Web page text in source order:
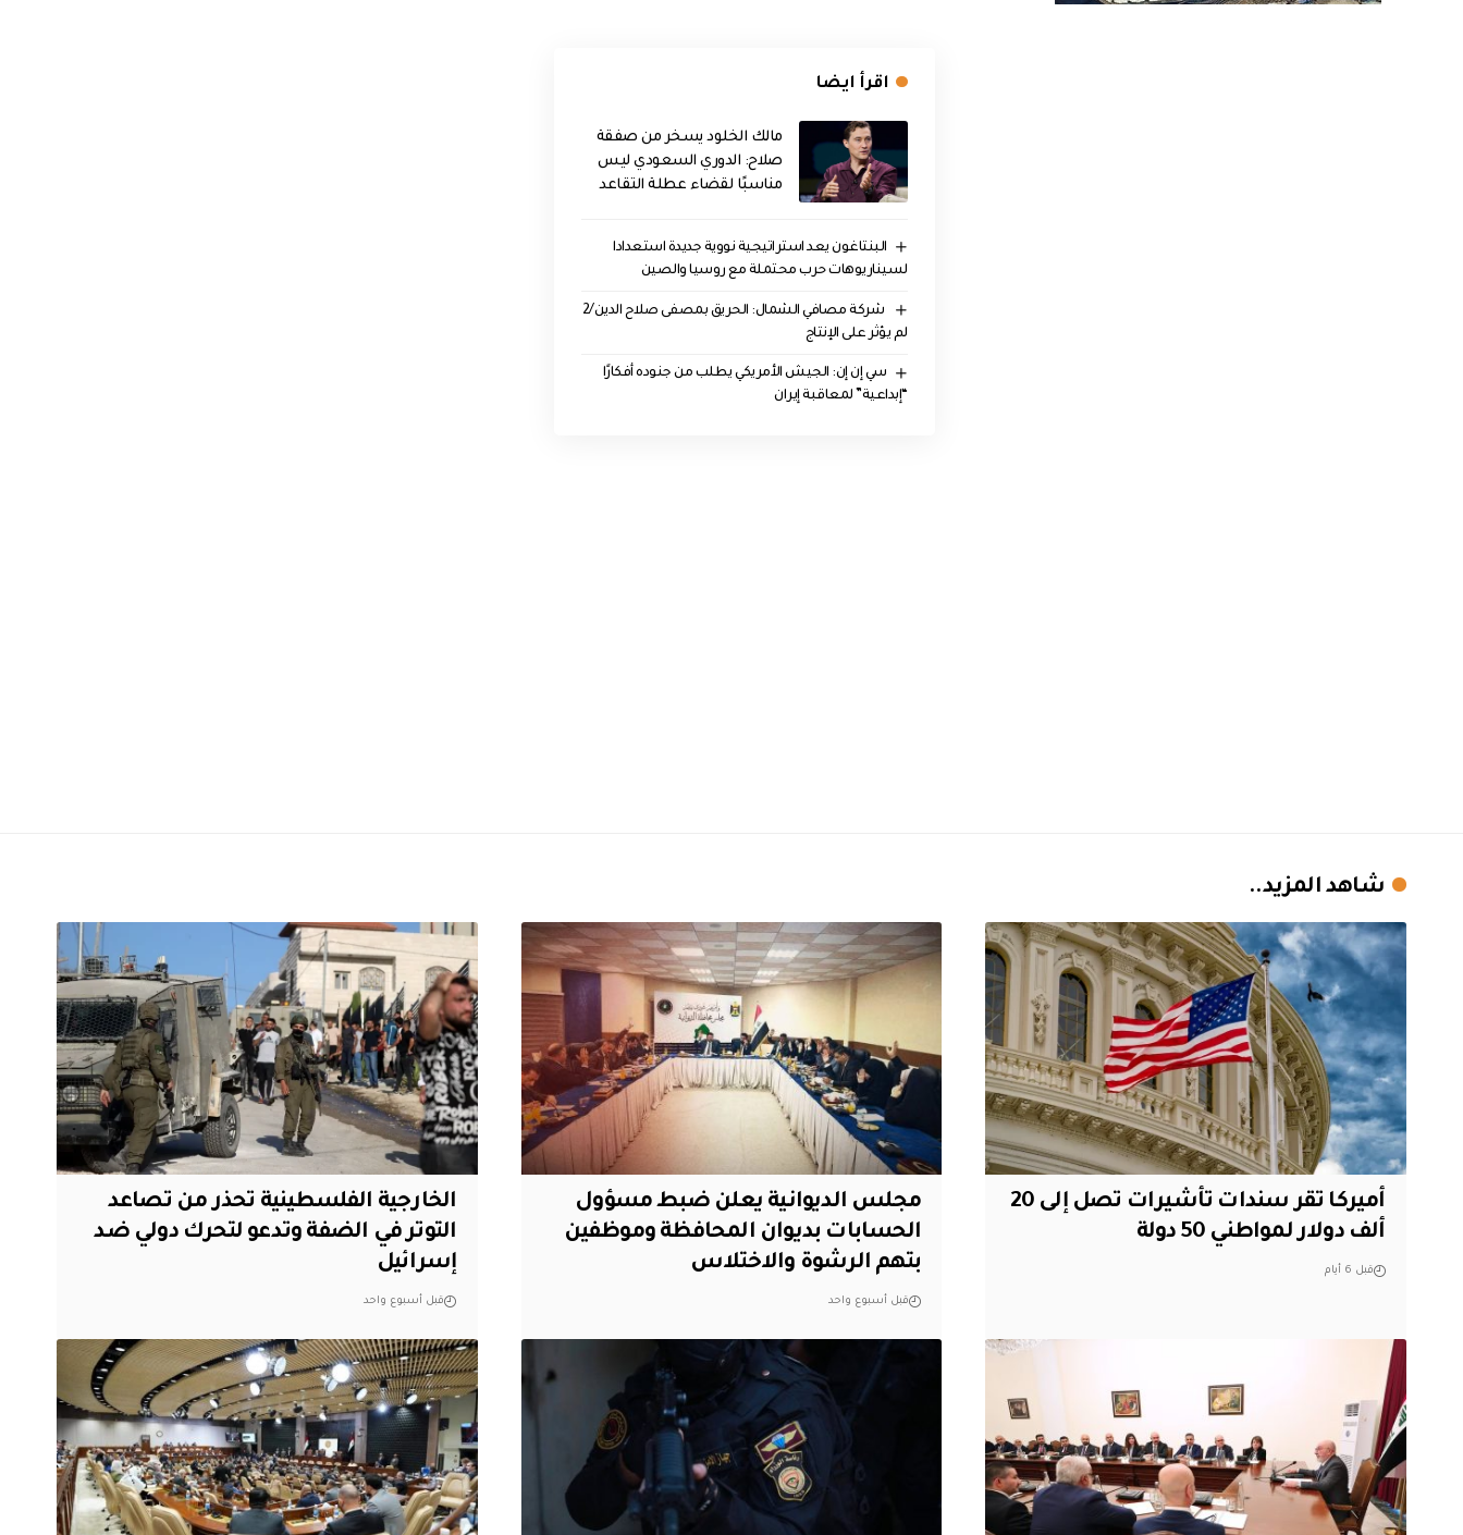
اقرأ ايضا
مالك الخلود يسخر من صفقة
صلاح: الدوري السعودي ليس
مناسبًا لقضاء عطلة التقاعد
البنتاغون يعد استراتيجية نووية جديدة استعدادا
لسيناريوهات حرب محتملة مع روسيا والصين
‏ شركة مصافي الشمال: الحريق بمصفى صلاح الدين/2
لم يؤثر على الإنتاج
سي إن إن: الجيش الأمريكي يطلب من جنوده أفكارًا
“إبداعية” لمعاقبة إيران
شاهد المزيد..
أميركا تقر سندات تأشيرات تصل إلى 20
ألف دولار لمواطني 50 دولة
قبل 6 أيام
مجلس الديوانية يعلن ضبط مسؤول
الحسابات بديوان المحافظة وموظفين
بتهم الرشوة والاختلاس
قبل أسبوع واحد
الخارجية الفلسطينية تحذر من تصاعد
التوتر في الضفة وتدعو لتحرك دولي ضد
إسرائيل
قبل أسبوع واحد